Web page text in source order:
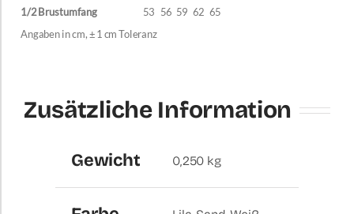
1/2 Brustumfang
53 56 59 62 65
Angaben in cm, ± 1 cm Toleranz
Zusätzliche Information
Gewicht 0,250 kg